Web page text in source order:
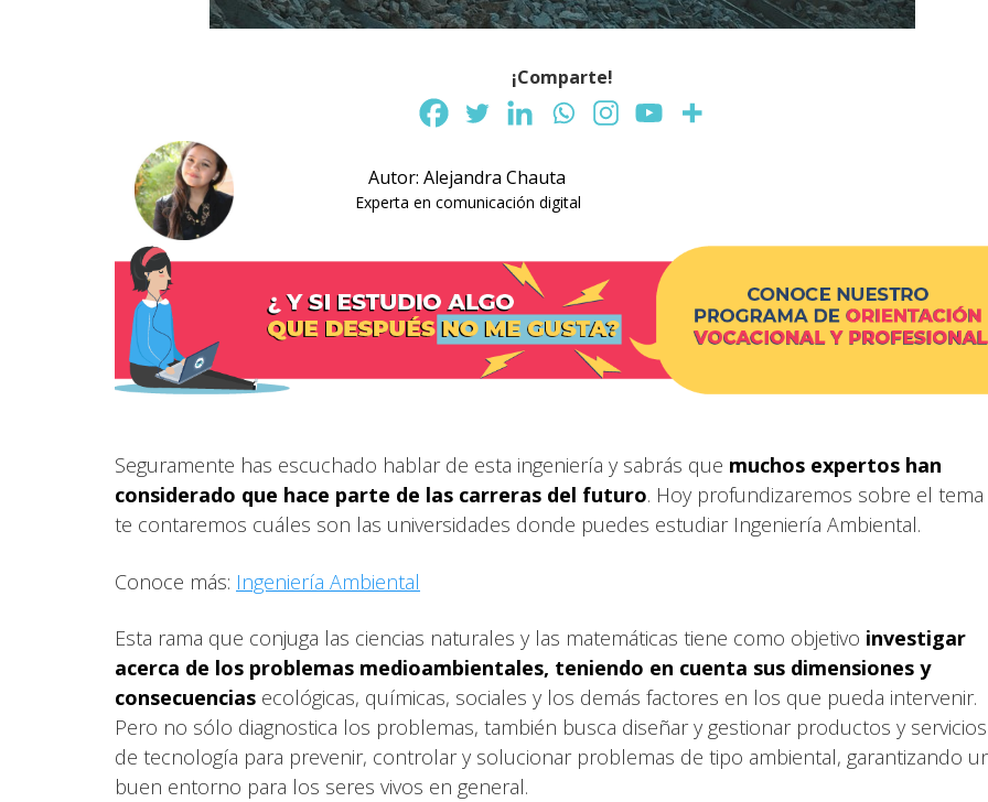
¡Comparte!
Autor: Alejandra Chauta
Experta en comunicación digital
Seguramente has escuchado hablar de esta ingeniería y sabrás que muchos expertos han
considerado que hace parte de las carreras del futuro. Hoy profundizaremos sobre el tema
te contaremos cuáles son las universidades donde puedes estudiar Ingeniería Ambiental.
Conoce más: Ingeniería Ambiental
Esta rama que conjuga las ciencias naturales y las matemáticas tiene como objetivo investigar
acerca de los problemas medioambientales, teniendo en cuenta sus dimensiones y
consecuencias ecológicas, químicas, sociales y los demás factores en los que pueda intervenir.
Pero no sólo diagnostica los problemas, también busca diseñar y gestionar productos y servicios
de tecnología para prevenir, controlar y solucionar problemas de tipo ambiental, garantizando
buen entorno para los seres vivos en general.